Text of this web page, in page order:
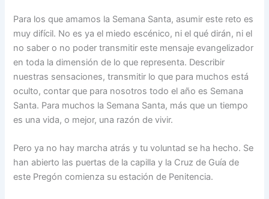
Para los que amamos la Semana Santa, asumir este reto es
muy difícil. No es ya el miedo escénico, ni el qué dirán, ni el
no saber o no poder transmitir este mensaje evangelizador
en toda la dimensión de lo que representa. Describir
nuestras sensaciones, transmitir lo que para muchos está
oculto, contar que para nosotros todo el año es Semana
Santa. Para muchos la Semana Santa, más que un tiempo
es una vida, o mejor, una razón de vivir.
Pero ya no hay marcha atrás y tu voluntad se ha hecho. Se
han abierto las puertas de la capilla y la Cruz de Guía de
este Pregón comienza su estación de Penitencia.